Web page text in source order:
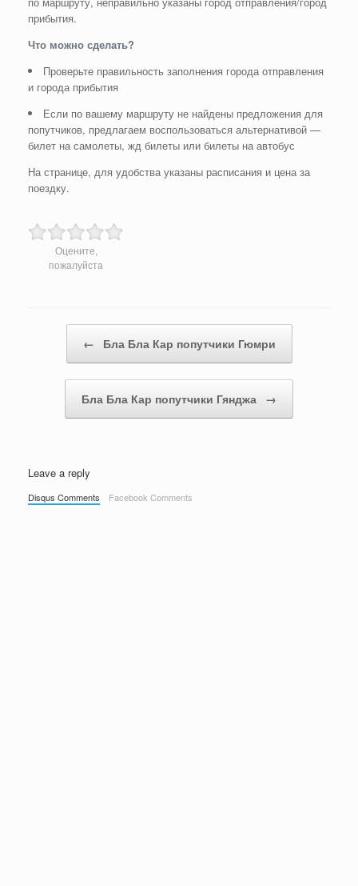
прибытия.
Что можно сделать?
Проверьте правильность заполнения города отправления
и города прибытия
Если по вашему маршруту не найдены предложения для
попутчиков, предлагаем воспользоваться альтернативой —
билет на самолеты, жд билеты или билеты на автобус
На странице, для удобства указаны расписания и цена за
поездку.
Оцените,
пожалуйста
Post navigation
← Бла Бла Кар попутчики Гюмри
Бла Бла Кар попутчики Гянджа →
Leave a reply
Disqus Comments Facebook Comments